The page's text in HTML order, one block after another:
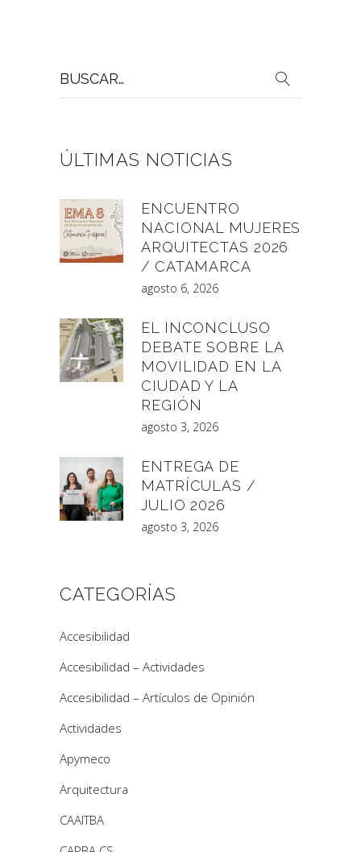
por:
ÚLTIMAS NOTICIAS
ENCUENTRO
NACIONAL MUJERES
ARQUITECTAS 2026
/ CATAMARCA
agosto 6, 2026
EL INCONCLUSO
DEBATE SOBRE LA
MOVILIDAD EN LA
CIUDAD Y LA
REGIÓN
agosto 3, 2026
ENTREGA DE
MATRÍCULAS /
JULIO 2026
agosto 3, 2026
CATEGORÍAS
Accesibilidad
Accesibilidad – Actividades
Accesibilidad – Artículos de Opinión
Actividades
Apymeco
Arquitectura
CAAITBA